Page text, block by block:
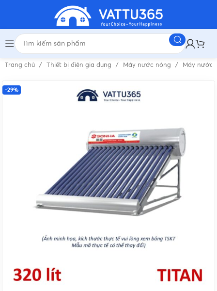
Trang chủ Thiết bị điện gia dụng Máy nước nóng Máy nước
-29%